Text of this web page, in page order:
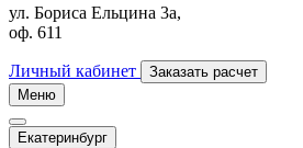
ул. Бориса Ельцина 3а,
оф. 611
Личный кабинет
Заказать расчет
Меню
Екатеринбург